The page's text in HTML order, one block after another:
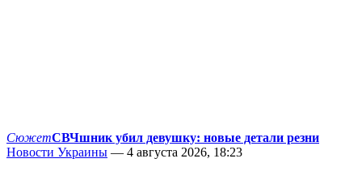
СюжетСВЧшник убил девушку: новые детали резни
Новости Украины — 4 августа 2026, 18:23